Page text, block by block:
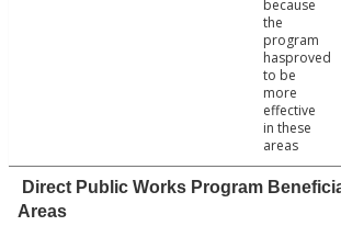
because
the
program
hasproved
to be
more
effective
in these
areas
Direct Public Works Program
Areas